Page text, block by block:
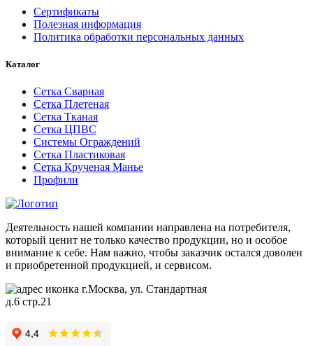
Сертификаты
Полезная информация
Политика обработки персональных данных
Каталог
Сетка Сварная
Сетка Плетеная
Сетка Тканая
Сетка ЦПВС
Системы Ограждений
Сетка Пластиковая
Сетка Крученая Манье
Профили
Деятельность нашей компании направлена на потребителя,
который ценит не только качество продукции, но и особое
внимание к себе. Нам важно, чтобы заказчик остался доволен
и приобретенной продукцией, и сервисом.
г.Москва, ул. Стандартная
д.6 стр.21